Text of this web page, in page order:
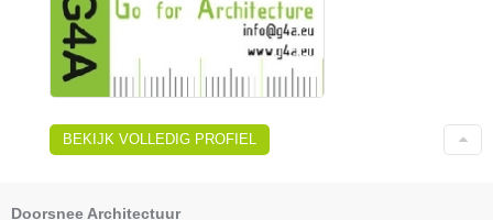
BEKIJK VOLLEDIG PROFIEL
Doorsnee Architectuur